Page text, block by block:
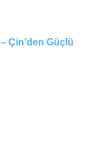
Çin’den Güçlü